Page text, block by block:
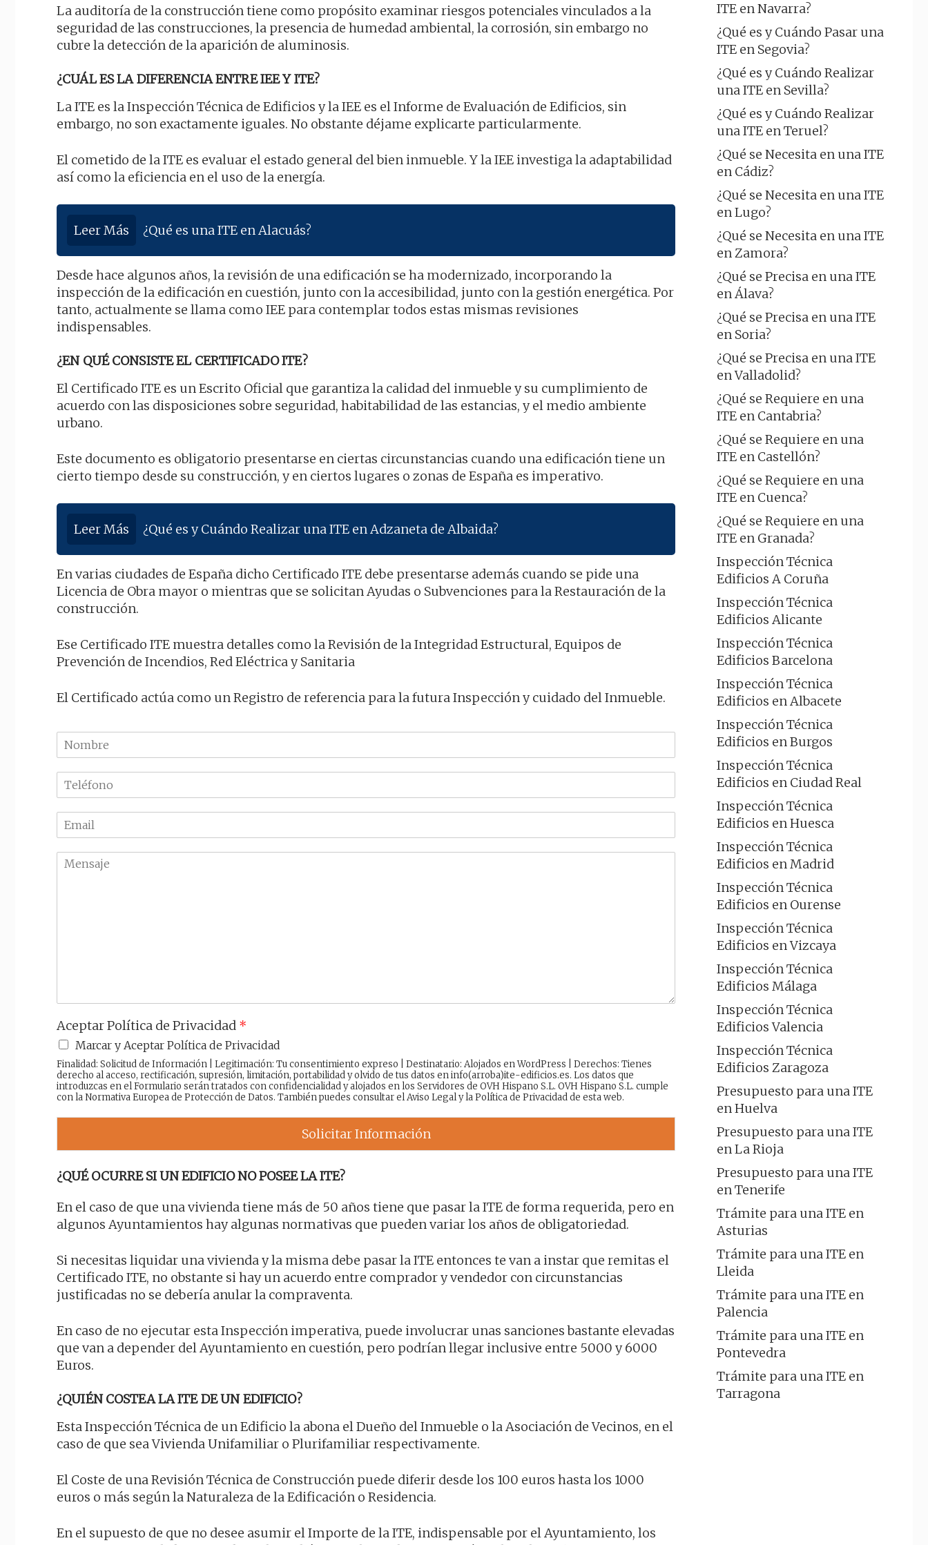
La auditoría de la construcción tiene como propósito examinar riesgos potenciales vinculados a la
seguridad de las construcciones, la presencia de humedad ambiental, la corrosión, sin embargo no
cubre la detección de la aparición de aluminosis.
¿CUÁL ES LA DIFERENCIA ENTRE IEE Y ITE?
La ITE es la Inspección Técnica de Edificios y la IEE es el Informe de Evaluación de Edificios, sin
embargo, no son exactamente iguales. No obstante déjame explicarte particularmente.
El cometido de la ITE es evaluar el estado general del bien inmueble. Y la IEE investiga la adaptabilidad
así como la eficiencia en el uso de la energía.
Leer Más ¿Qué es una ITE en Alacuás?
Desde hace algunos años, la revisión de una edificación se ha modernizado, incorporando la
inspección de la edificación en cuestión, junto con la accesibilidad, junto con la gestión energética. Por
tanto, actualmente se llama como IEE para contemplar todos estas mismas revisiones
indispensables.
¿EN QUÉ CONSISTE EL CERTIFICADO ITE?
El Certificado ITE es un Escrito Oficial que garantiza la calidad del inmueble y su cumplimiento de
acuerdo con las disposiciones sobre seguridad, habitabilidad de las estancias, y el medio ambiente
urbano.
Este documento es obligatorio presentarse en ciertas circunstancias cuando una edificación tiene un
cierto tiempo desde su construcción, y en ciertos lugares o zonas de España es imperativo.
Leer Más ¿Qué es y Cuándo Realizar una ITE en Adzaneta de Albaida?
En varias ciudades de España dicho Certificado ITE debe presentarse además cuando se pide una
Licencia de Obra mayor o mientras que se solicitan Ayudas o Subvenciones para la Restauración de la
construcción.
Ese Certificado ITE muestra detalles como la Revisión de la Integridad Estructural, Equipos de
Prevención de Incendios, Red Eléctrica y Sanitaria
El Certificado actúa como un Registro de referencia para la futura Inspección y cuidado del Inmueble.
N
o
m
r
e
l
f
m
a
M
Aceptar Política de Privacidad *
Marcar y Aceptar Política de Privacidad
Finalidad: Solicitud de Información | Legitimación: Tu consentimiento expreso | Destinatario: Alojados en WordPress | Derechos: Tienes
derecho al acceso, rectificación, supresión, limitación, portabilidad y olvido de tus datos en info(arroba)ite-edificios.es. Los datos que
introduzcas en el Formulario serán tratados con confidencialidad y alojados en los Servidores de OVH Hispano S.L. OVH Hispano S.L. cumple
con la Normativa Europea de Protección de Datos. También puedes consultar elAviso Legaly laPolítica de Privacidadde esta web.
Solicitar Información
¿QUÉ OCURRE SI UN EDIFICIO NO POSEE LA ITE?
En el caso de que una vivienda tiene más de 50 años tiene que pasar la ITE de forma requerida, pero en
algunos Ayuntamientos hay algunas normativas que pueden variar los años de obligatoriedad.
Si necesitas liquidar una vivienda y la misma debe pasar la ITE entonces te van a instar que remitas el
Certificado ITE, no obstante si hay un acuerdo entre comprador y vendedor con circunstancias
justificadas no se debería anular la compraventa.
En caso de no ejecutar esta Inspección imperativa, puede involucrar unas sanciones bastante elevadas
que van a depender del Ayuntamiento en cuestión, pero podrían llegar inclusive entre 5000 y 6000
Euros.
¿QUIÉN COSTEA LA ITE DE UN EDIFICIO?
Esta Inspección Técnica de un Edificio la abona el Dueño del Inmueble o la Asociación de Vecinos, en el
caso de que sea Vivienda Unifamiliar o Plurifamiliar respectivamente.
El Coste de una Revisión Técnica de Construcción puede diferir desde los 100 euros hasta los 1000
euros o más según la Naturaleza de la Edificación o Residencia.
En el supuesto de que no desee asumir el Importe de la ITE, indispensable por el Ayuntamiento, los
ITE en Navarra?
¿Qué es y Cuándo Pasar una
ITE en Segovia?
¿Qué es y Cuándo Realizar
una ITE en Sevilla?
¿Qué es y Cuándo Realizar
una ITE en Teruel?
¿Qué se Necesita en una ITE
en Cádiz?
¿Qué se Necesita en una ITE
en Lugo?
¿Qué se Necesita en una ITE
en Zamora?
¿Qué se Precisa en una ITE
en Álava?
¿Qué se Precisa en una ITE
en Soria?
¿Qué se Precisa en una ITE
en Valladolid?
¿Qué se Requiere en una
ITE en Cantabria?
¿Qué se Requiere en una
ITE en Castellón?
¿Qué se Requiere en una
ITE en Cuenca?
¿Qué se Requiere en una
ITE en Granada?
Inspección Técnica
Edificios A Coruña
Inspección Técnica
Edificios Alicante
Inspección Técnica
Edificios Barcelona
Inspección Técnica
Edificios en Albacete
Inspección Técnica
Edificios en Burgos
Inspección Técnica
Edificios en Ciudad Real
Inspección Técnica
Edificios en Huesca
Inspección Técnica
Edificios en Madrid
Inspección Técnica
Edificios en Ourense
Inspección Técnica
Edificios en Vizcaya
Inspección Técnica
Edificios Málaga
Inspección Técnica
Edificios Valencia
Inspección Técnica
Edificios Zaragoza
Presupuesto para una ITE
en Huelva
Presupuesto para una ITE
en La Rioja
Presupuesto para una ITE
en Tenerife
Trámite para una ITE en
Asturias
Trámite para una ITE en
Lleida
Trámite para una ITE en
Palencia
Trámite para una ITE en
Pontevedra
Trámite para una ITE en
Tarragona